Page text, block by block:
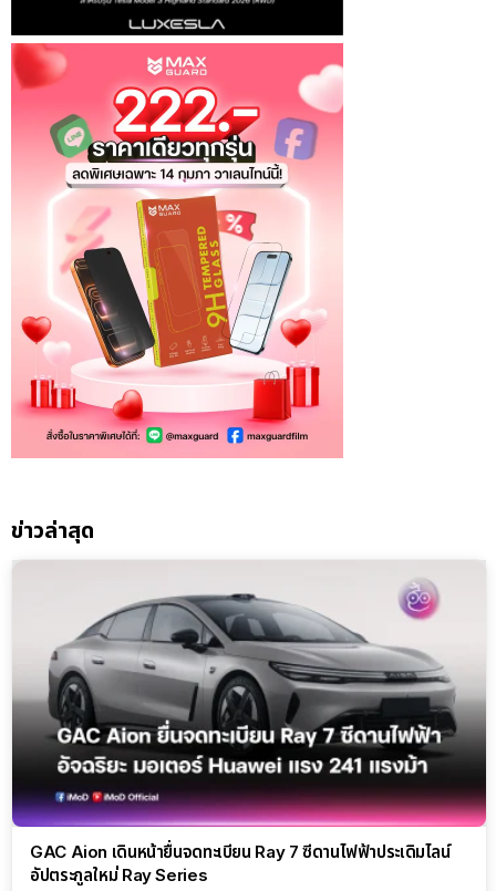
ข่าวล่าสุด
GAC Aion เดินหน้ายื่นจดทะเบียน Ray 7 ซีดานไฟฟ้าประเดิมไลน์
อัปตระกูลใหม่ Ray Series